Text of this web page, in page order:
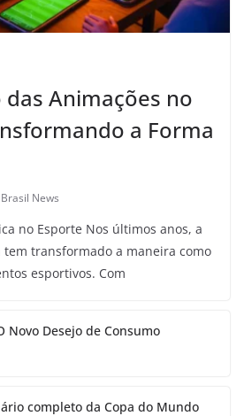
das Animações no
a Forma
News
no Esporte Nos últimos anos, a
tem transformado a maneira como
esportivos. Com
Novo Desejo de Consumo
completo da Copa do Mundo